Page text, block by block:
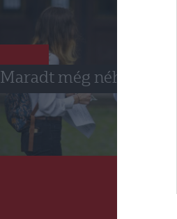
Maradt még néhány hely